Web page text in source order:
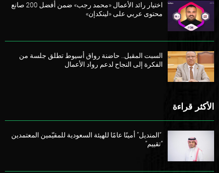
اختيار رائد الأعمال «محمد رجب» ضمن أفضل 200 صانع
محتوى عربي على «لينكدإن»
السبت المقبل.. حاضنة رواق أسيوط تطلق جلسة من
الفكرة إلى النجاح لدعم رواد الأعمال
الأكثر قراءة
“المنديل” أمينًا عامًا للهيئة السعودية للمقيّمين المعتمدين
“تقييم”